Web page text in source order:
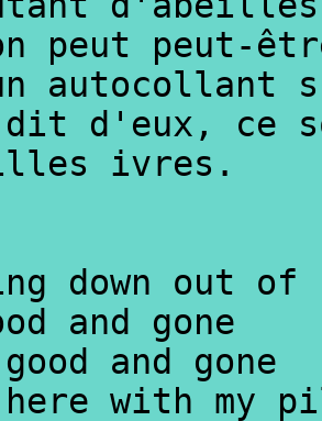
peut peut-
autocollant
dit d'eux, ce
ivres.
down out of
and gone
and gone
with my